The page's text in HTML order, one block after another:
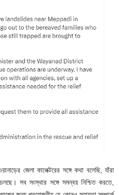
জেলা কালেক্টরের সঙ্গে কথা বলেছি, যাঁরা
সব সংস্থার সঙ্গে সমন্বয় নিশ্চিত করতে,